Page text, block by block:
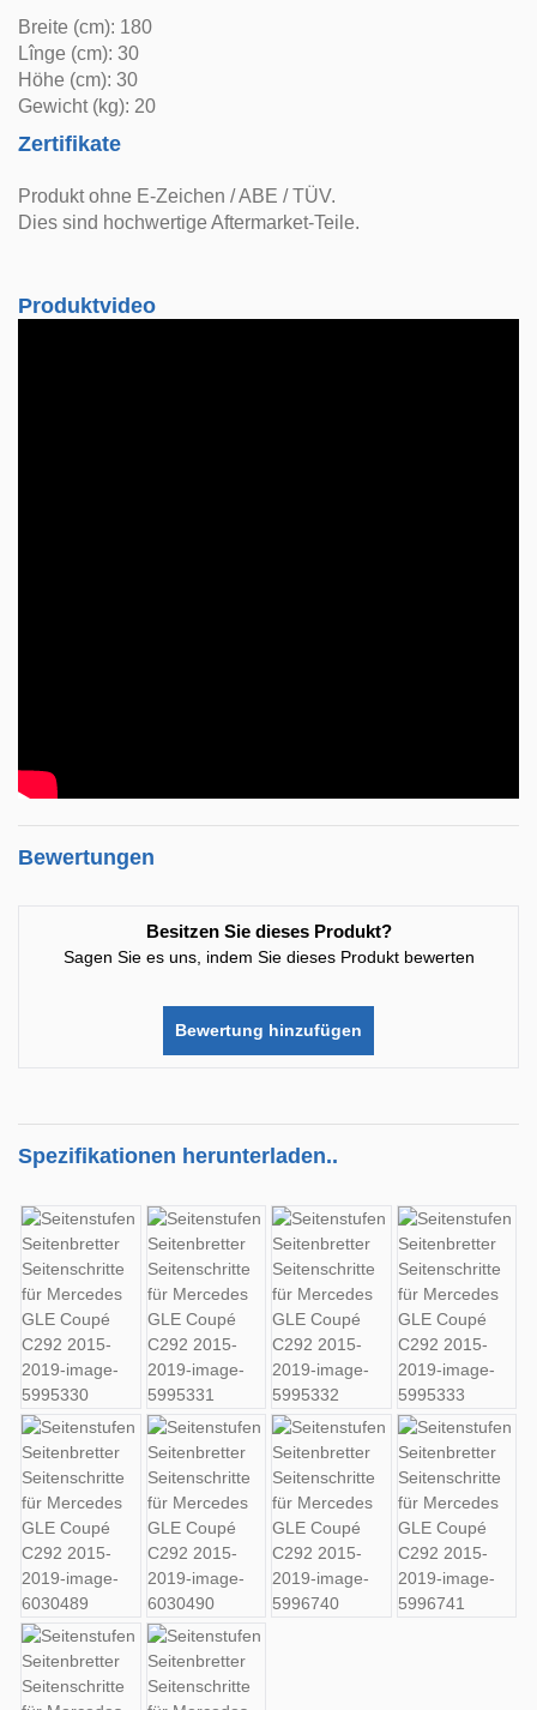
Breite (cm): 180
Lînge (cm): 30
Höhe (cm): 30
Gewicht (kg): 20
Zertifikate
Produkt ohne E-Zeichen / ABE / TÜV.
Dies sind hochwertige Aftermarket-Teile.
Produktvideo
Bewertungen
Besitzen Sie dieses Produkt?
Sagen Sie es uns, indem Sie dieses Produkt bewerten
Bewertung hinzufügen
Spezifikationen herunterladen..